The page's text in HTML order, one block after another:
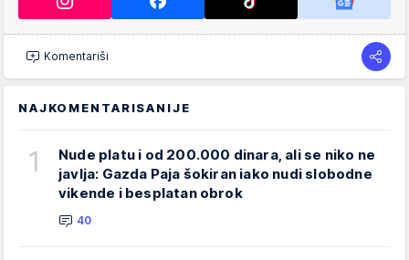
Komentariši
NAJKOMENTARISANIJE
1
Nude platu i od 200.000 dinara, ali se niko ne
javlja: Gazda Paja šokiran iako nudi slobodne
vikende i besplatan obrok
40